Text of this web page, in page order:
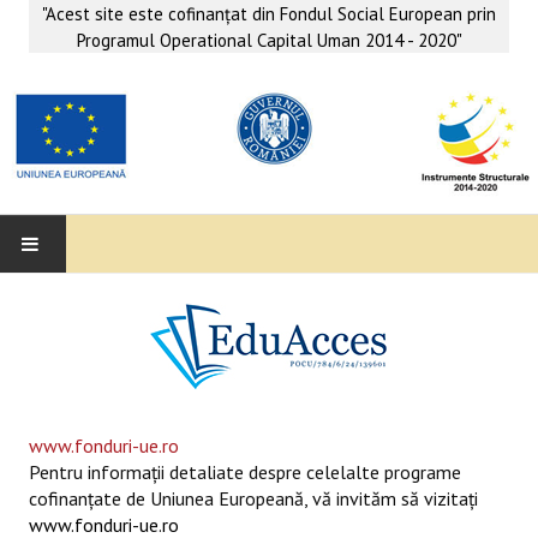
"Acest site este cofinanţat din Fondul Social European prin
Programul Operational Capital Uman 2014 - 2020"
SUPORT EDUCAȚIONAL MATEMATICĂ- INFORMATICĂ
SERVICII PSIHO-SOCIALE
www.fonduri-ue.ro
Pentru informaţii detaliate despre celelalte programe
cofinanţate de Uniunea Europeană, vă invităm să vizitaţi
www.fonduri-ue.ro